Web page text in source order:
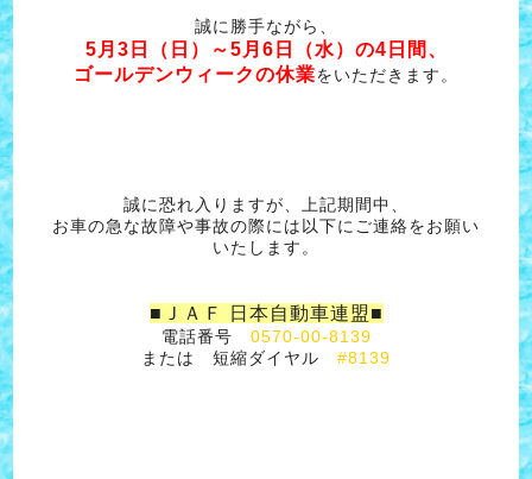
誠に勝手ながら、
5月3日（日）～5月6日（水）の4日間、
ゴールデンウィークの休業をいただきます。
誠に恐れ入りますが、上記期間中、
お車の急な故障や事故の際には以下にご連絡をお願い
いたします。
■ＪＡＦ 日本自動車連盟■
電話番号 0570-00-8139
または 短縮ダイヤル #8139